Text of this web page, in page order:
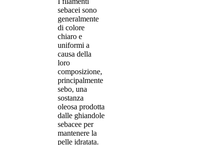
sebacei sono
generalmente
di colore
chiaro e
uniformi a
causa della
loro
composizione,
principalmente
sebo, una
sostanza
oleosa prodotta
dalle ghiandole
sebacee per
mantenere la
pelle idratata.